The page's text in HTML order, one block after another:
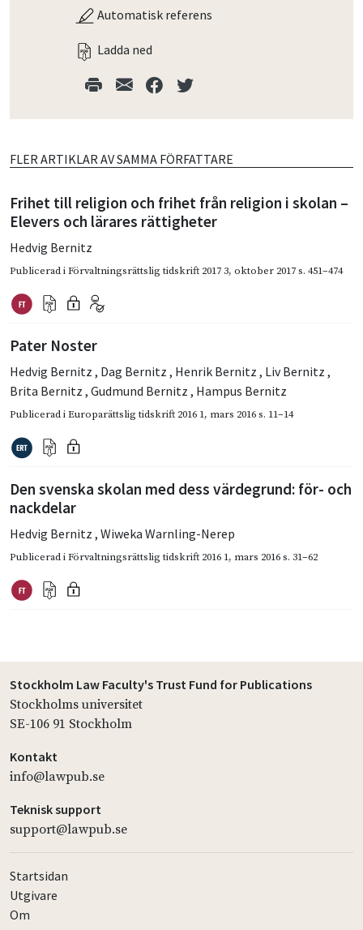
Automatisk referens
Ladda ned
FLER ARTIKLAR AV SAMMA FÖRFATTARE
Frihet till religion och frihet från religion i skolan –
Elevers och lärares rättigheter
Hedvig Bernitz
Publicerad iFörvaltningsrättslig tidskrift 2017 3, oktober 2017s. 451–474
Pater Noster
Hedvig Bernitz , Dag Bernitz , Henrik Bernitz , Liv Bernitz ,
Brita Bernitz , Gudmund Bernitz , Hampus Bernitz
Publicerad iEuroparättslig tidskrift 2016 1, mars 2016s. 11–14
Den svenska skolan med dess värdegrund: för- och
nackdelar
Hedvig Bernitz , Wiweka Warnling-Nerep
Publicerad iFörvaltningsrättslig tidskrift 2016 1, mars 2016s. 31–62
Stockholm Law Faculty's Trust Fund for Publications
Stockholms universitet
SE-106 91 Stockholm
Kontakt
info@lawpub.se
Teknisk support
support@lawpub.se
Startsidan
Utgivare
Om